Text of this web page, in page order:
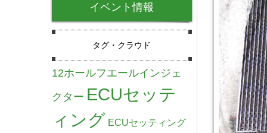
イベント情報
タグ・クラウド
12ホールフエールインジェ
クター ECUセッテ
ィング ECUセッティング